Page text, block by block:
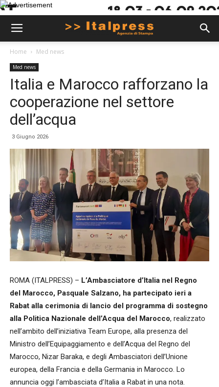
Home Med news
Med news
Italia e Marocco rafforzano la
cooperazione nel settore
dell’acqua
3 Giugno 2026
ROMA (ITALPRESS) – L’Ambasciatore d’Italia nel Regno
del Marocco, Pasquale Salzano, ha partecipato ieri a
Rabat alla cerimonia di lancio del programma di sostegno
alla Politica Nazionale dell’Acqua del Marocco, realizzato
nell’ambito dell’iniziativa Team Europe, alla presenza del
Ministro dell’Equipaggiamento e dell’Acqua del Regno del
Marocco, Nizar Baraka, e degli Ambasciatori dell’Unione
europea, della Francia e della Germania in Marocco. Lo
annuncia oggi l’ambasciata d’Italia a Rabat in una nota.